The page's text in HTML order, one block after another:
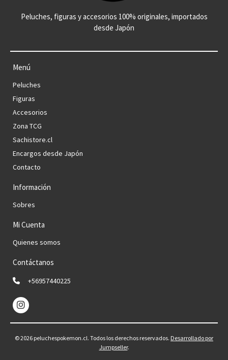
Peluches, figuras y accesorios 100% originales, importados
desde Japón
Menú
Peluches
Figuras
Accesorios
Zona TCG
Sachistore.cl
Encargos desde Japón
Contacto
Información
Sobres
Mi Cuenta
Quienes somos
Contáctanos
+56957440225
© 2026 peluchespokemon.cl. Todos los derechos reservados. Desarrollado por
Jumpseller.